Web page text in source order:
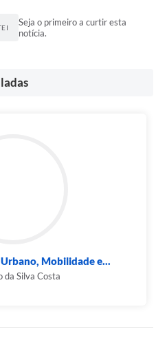
Seja o primeiro a curtir esta
notícia.
Mobilidade e...
da Silva Costa